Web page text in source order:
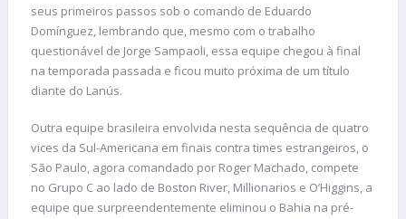
seus primeiros passos sob o comando de Eduardo
Domínguez, lembrando que, mesmo com o trabalho
questionável de Jorge Sampaoli, essa equipe chegou à final
na temporada passada e ficou muito próxima de um título
diante do Lanús.
Outra equipe brasileira envolvida nesta sequência de quatro
vices da Sul-Americana em finais contra times estrangeiros, o
São Paulo, agora comandado por Roger Machado, compete
no Grupo C ao lado de Boston River, Millionarios e O’Higgins, a
equipe que surpreendentemente eliminou o Bahia na pré-